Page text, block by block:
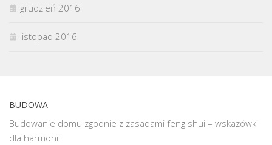
grudzień 2016
listopad 2016
BUDOWA
Budowanie domu zgodnie z zasadami feng shui – wskazówki
dla harmonii